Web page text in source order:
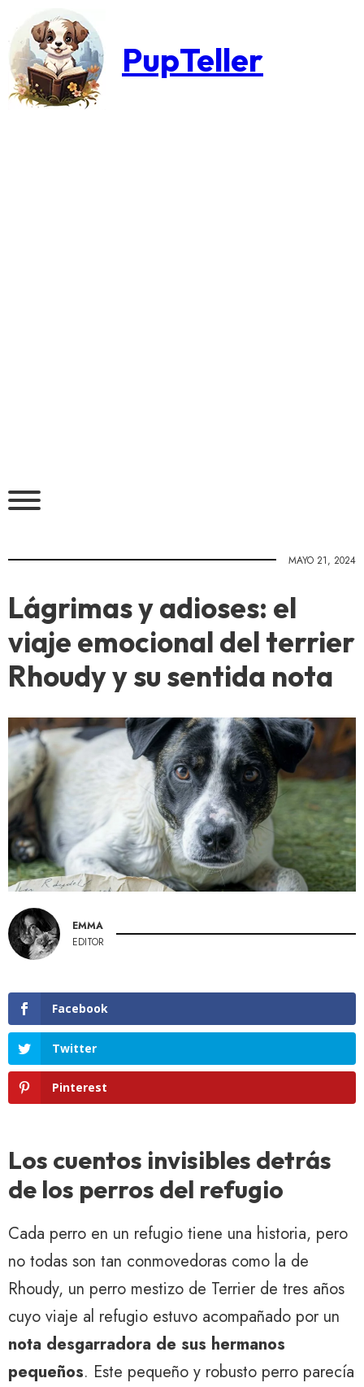
PupTeller
MAYO 21, 2024
Lágrimas y adioses: el
viaje emocional del terrier
Rhoudy y su sentida nota
EMMA
EDITOR
Facebook
Twitter
Pinterest
Los cuentos invisibles detrás
de los perros del refugio
Cada perro en un refugio tiene una historia, pero
no todas son tan conmovedoras como la de
Rhoudy, un perro mestizo de Terrier de tres años
cuyo viaje al refugio estuvo acompañado por un
nota desgarradora de sus hermanos
pequeños. Este pequeño y robusto perro parecía